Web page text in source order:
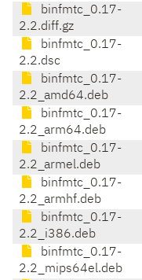
binfmtc_0.17-
2.2.diff.gz
binfmtc_0.17-
2.2.dsc
binfmtc_0.17-
2.2_amd64.deb
binfmtc_0.17-
2.2_arm64.deb
binfmtc_0.17-
2.2_armel.deb
binfmtc_0.17-
2.2_armhf.deb
binfmtc_0.17-
2.2_i386.deb
binfmtc_0.17-
2.2_mips64el.deb